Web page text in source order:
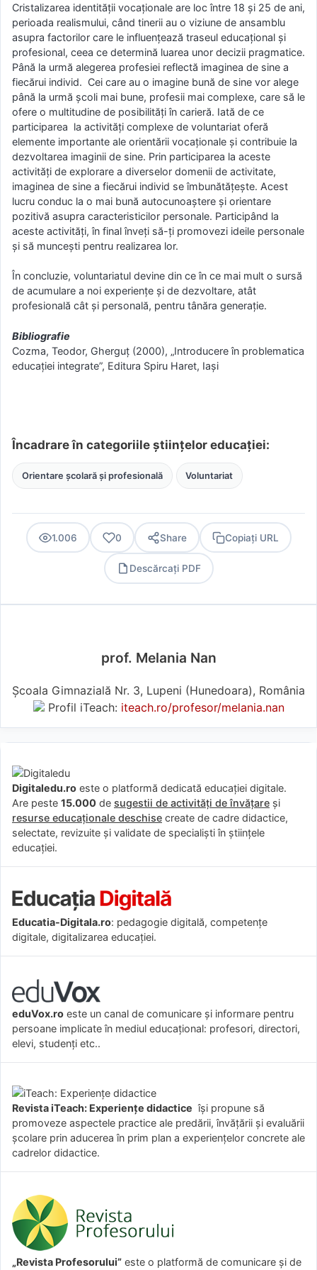
Cristalizarea identității vocaționale are loc între 18 și 25 de ani,
perioada realismului, când tinerii au o viziune de ansamblu
asupra factorilor care le influențează traseul educațional și
profesional, ceea ce determină luarea unor decizii pragmatice.
Până la urmă alegerea profesiei reflectă imaginea de sine a
fiecărui individ. Cei care au o imagine bună de sine vor alege
până la urmă școli mai bune, profesii mai complexe, care să le
ofere o multitudine de posibilități în carieră. Iată de ce
participarea la activități complexe de voluntariat oferă
elemente importante ale orientării vocaționale și contribuie la
dezvoltarea imaginii de sine. Prin participarea la aceste
activități de explorare a diverselor domenii de activitate,
imaginea de sine a fiecărui individ se îmbunătățește. Acest
lucru conduc la o mai bună autocunoaștere și orientare
pozitivă asupra caracteristicilor personale. Participând la
aceste activități, în final înveți să-ți promovezi ideile personale
și să muncești pentru realizarea lor.
În concluzie, voluntariatul devine din ce în ce mai mult o sursă
de acumulare a noi experiențe și de dezvoltare, atât
profesională cât și personală, pentru tânăra generație.
Bibliografie
Cozma, Teodor, Gherguț (2000), „Introducere în problematica
educației integrate”, Editura Spiru Haret, Iași
Încadrare în categoriile științelor educației:
Orientare școlară și profesională Voluntariat
1.006 0 Share Copiați URL
Descărcați PDF
prof. Melania Nan
Școala Gimnazială Nr. 3, Lupeni (Hunedoara), România
Profil iTeach: iteach.ro/profesor/melania.nan
Digitaledu.ro este o platformă dedicată educației digitale.
Are peste 15.000 de sugestii de activități de învățare și
resurse educaționale deschise create de cadre didactice,
selectate, revizuite și validate de specialiști în științele
educației.
Educatia-Digitala.ro: pedagogie digitală, competențe
digitale, digitalizarea educației.
eduVox.ro este un canal de comunicare și informare pentru
persoane implicate în mediul educațional: profesori, directori,
elevi, studenți etc..
Revista iTeach: Experienţe didactice îşi propune să
promoveze aspectele practice ale predării, învăţării şi evaluării
şcolare prin aducerea în prim plan a experienţelor concrete ale
cadrelor didactice.
„Revista Profesorului” este o platformă de comunicare și de